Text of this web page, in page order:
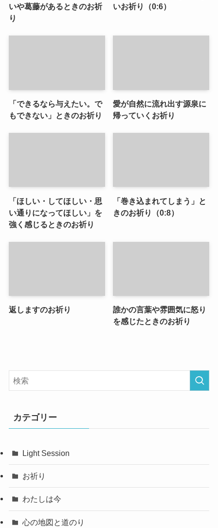
いや葛藤があるときのお祈
り
いお祈り（0:6）
「できるなら与えたい。で
もできない」ときのお祈り
愛が自然に流れ出す源泉に
帰っていくお祈り
「ほしい・してほしい・思
い通りになってほしい」を
強く感じるときのお祈り
「巻き込まれてしまう」と
きのお祈り（0:8）
返しますのお祈り
誰かの言葉や雰囲気に怒り
を感じたときのお祈り
カテゴリー
Light Session
お祈り
わたしは今
心の地図と道のり